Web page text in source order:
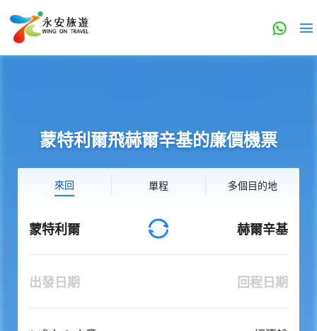
蒙特利爾飛赫爾辛基的廉價機票
來回 單程 多個目的地
蒙特利爾 赫爾辛基
出發日期 回程日期